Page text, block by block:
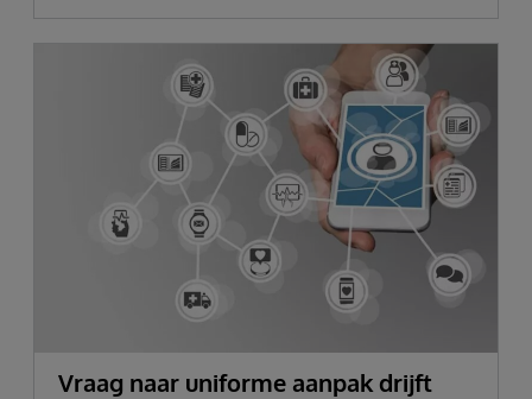
Vraag naar uniforme aanpak drijft